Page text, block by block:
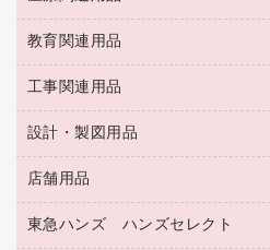
スポーツ・レジャー用品
ゴミ袋
キッチン用品
食品添加物製品
額縁
各種用紙
ルーズリーフ
レターファイル
リングファイル
プレゼン用ファイル
ファイルボックス
修正液・修正ペン
修正テープ
鉛筆
マーキングペン（油性）
マーキングペン（水性）
名札
保管・整理用品
壁面／足元収納
備品／小物ケース
透明テープ 事務用
電話台
保健用品
使い捨て手袋
感染症対策用品
介護用品
医療関連用品
教育関連用品
教育関連用品
工事関連用品
工事関連用品
屋外用品
設計・製図用品
設計・製図用品
店舗用品
店舗運営用品
東急ハンズ ハンズセレクト